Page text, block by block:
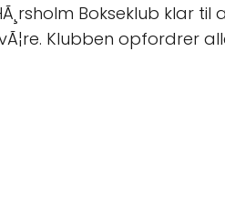
Bokseklub klar til
Klubben opfordrer